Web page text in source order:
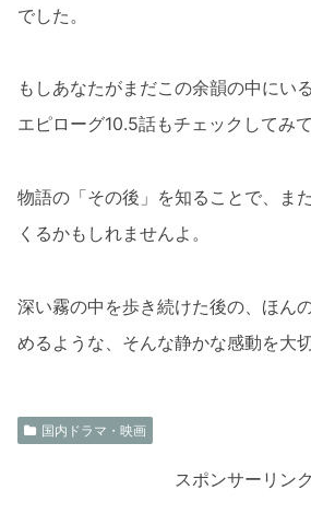
でした。
もしあなたがまだこの余韻の中にい
エピローグ10.5話もチェックしてみて
物語の「その後」を知ることで、ま
くるかもしれませんよ。
深い霧の中を歩き続けた後の、ほん
めるような、そんな静かな感動を大
国内ドラマ・映画
スポンサーリンク